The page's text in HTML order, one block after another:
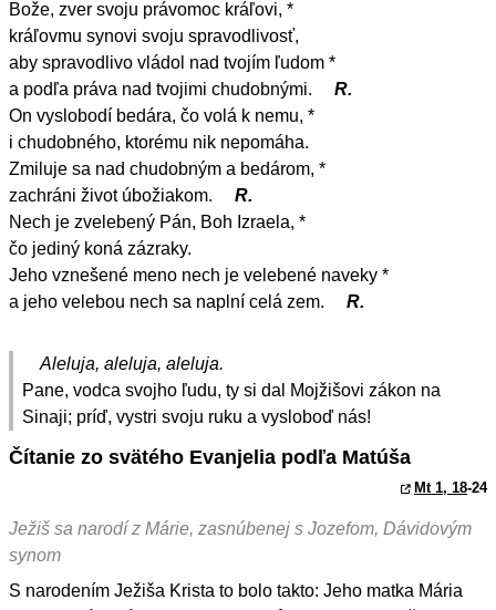
Bože, zver svoju právomoc kráľovi, *
kráľovmu synovi svoju spravodlivosť,
aby spravodlivo vládol nad tvojím ľudom *
a podľa práva nad tvojimi chudobnými.
R.
On vyslobodí bedára, čo volá k nemu, *
i chudobného, ktorému nik nepomáha.
Zmiluje sa nad chudobným a bedárom, *
zachráni život úbožiakom.
R.
Nech je zvelebený Pán, Boh Izraela, *
čo jediný koná zázraky.
Jeho vznešené meno nech je velebené naveky *
a jeho velebou nech sa naplní celá zem.
R.
Aleluja, aleluja, aleluja.
Pane, vodca svojho ľudu, ty si dal Mojžišovi zákon na
Sinaji; príď, vystri svoju ruku a vysloboď nás!
Čítanie zo svätého Evanjelia podľa Matúša
Mt 1, 18-24
Ježiš sa narodí z Márie, zasnúbenej s Jozefom, Dávidovým
synom
S narodením Ježiša Krista to bolo takto: Jeho matka Mária